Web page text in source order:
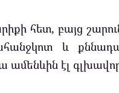
հետ, բայց
և
էլ